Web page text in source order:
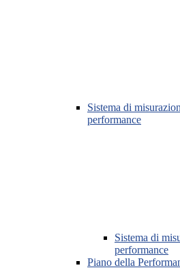
Sistema di
performance
Sistema di
performance
Piano della